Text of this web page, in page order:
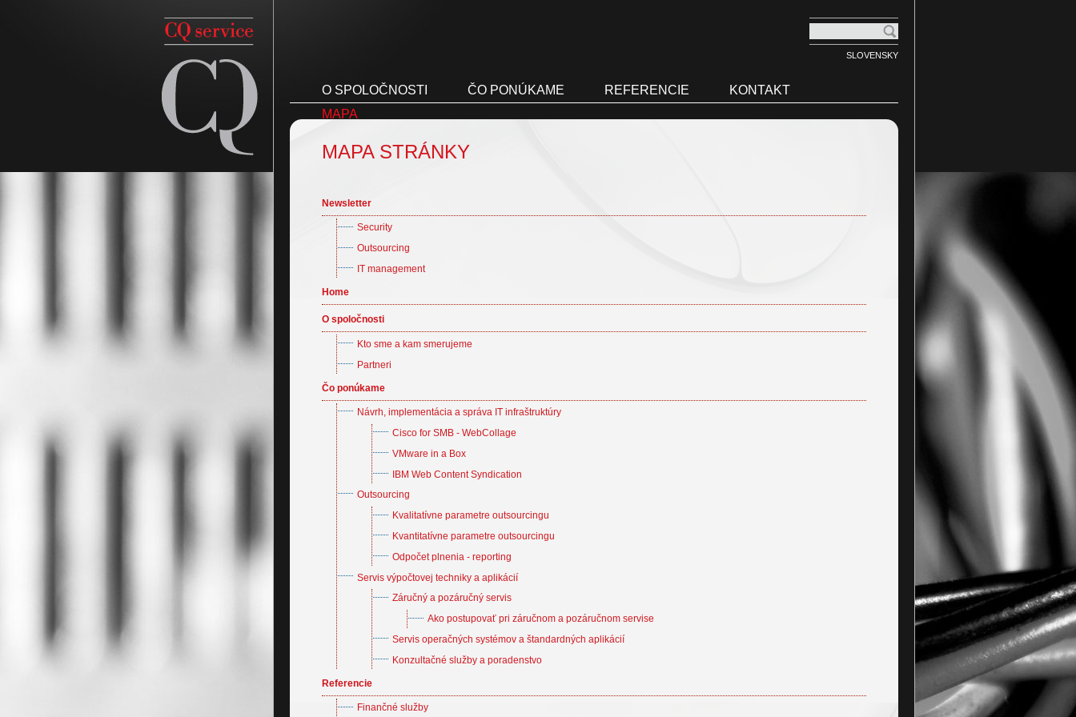
SLOVENSKY
O SPOLOČNOSTI ČO PONÚKAME REFERENCIE
KONTAKT
MAPA
MAPA STRÁNKY
Newsletter
Security
Outsourcing
IT management
Home
O spoločnosti
Kto sme a kam smerujeme
Partneri
Čo ponúkame
Návrh, implementácia a správa IT infraštruktúry
Cisco for SMB - WebCollage
VMware in a Box
IBM Web Content Syndication
Outsourcing
Kvalitatívne parametre outsourcingu
Kvantitatívne parametre outsourcingu
Odpočet plnenia - reporting
Servis výpočtovej techniky a aplikácií
Záručný a pozáručný servis
Ako postupovať pri záručnom a pozáručnom servise
Servis operačných systémov a štandardných aplikácií
Konzultačné služby a poradenstvo
Referencie
Finančné služby